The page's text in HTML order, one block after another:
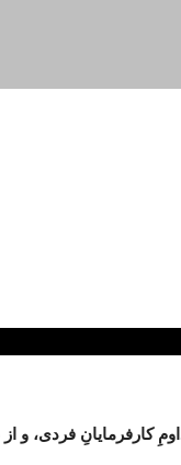
کارفرمایانِ فردی، و